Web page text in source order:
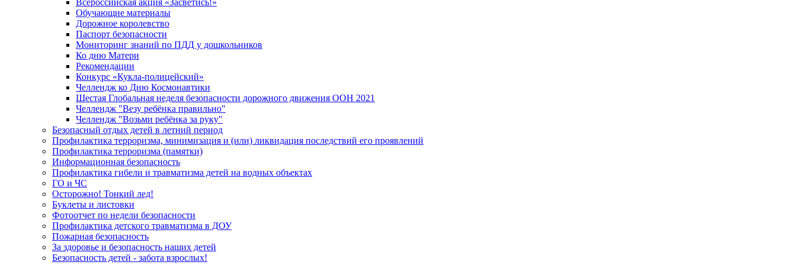
Обучающие материалы
Дорожное королевство
Паспорт безопасности
Мониторинг знаний по ПДД у дошкольников
Ко дню Матери
Рекомендации
Конкурс «Кукла-полицейский»
Челлендж ко Дню Космонавтики
Шестая Глобальная неделя безопасности дорожного движения ООН 2021
Челлендж "Везу ребёнка правильно"
Челлендж "Возьми ребёнка за руку"
Безопасный отдых детей в летний период
Профилактика терроризма, минимизация и (или) ликвидация последствий его проявлений
Профилактика терроризма (памятки)
Информационная безопасность
Профилактика гибели и травматизма детей на водных объектах
ГО и ЧС
Осторожно! Тонкий лед!
Буклеты и листовки
Фотоотчет по недели безопасности
Профилактика детского травматизма в ДОУ
Пожарная безопасность
За здоровье и безопасность наших детей
Безопасность детей - забота взрослых!